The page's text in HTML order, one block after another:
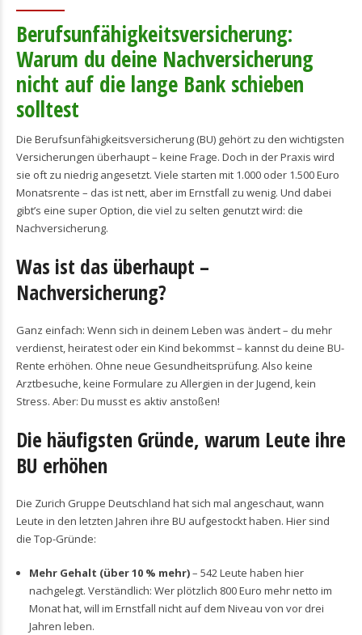
Berufsunfähigkeitsversicherung:
Warum du deine Nachversicherung
nicht auf die lange Bank schieben
solltest
Die Berufsunfähigkeitsversicherung (BU) gehört zu den wichtigsten
Versicherungen überhaupt – keine Frage. Doch in der Praxis wird
sie oft zu niedrig angesetzt. Viele starten mit 1.000 oder 1.500 Euro
Monatsrente – das ist nett, aber im Ernstfall zu wenig. Und dabei
gibt’s eine super Option, die viel zu selten genutzt wird: die
Nachversicherung.
Was ist das überhaupt –
Nachversicherung?
Ganz einfach: Wenn sich in deinem Leben was ändert – du mehr
verdienst, heiratest oder ein Kind bekommst – kannst du deine BU-
Rente erhöhen. Ohne neue Gesundheitsprüfung. Also keine
Arztbesuche, keine Formulare zu Allergien in der Jugend, kein
Stress. Aber: Du musst es aktiv anstoßen!
Die häufigsten Gründe, warum Leute ihre
BU erhöhen
Die Zurich Gruppe Deutschland hat sich mal angeschaut, wann
Leute in den letzten Jahren ihre BU aufgestockt haben. Hier sind
die Top-Gründe:
Mehr Gehalt (über 10 % mehr)– 542 Leute haben hier
nachgelegt. Verständlich: Wer plötzlich 800 Euro mehr netto im
Monat hat, will im Ernstfall nicht auf dem Niveau von vor drei
Jahren leben.